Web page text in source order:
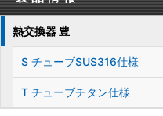
熱交換器 豊
S チューブSUS316仕様
T チューブチタン仕様